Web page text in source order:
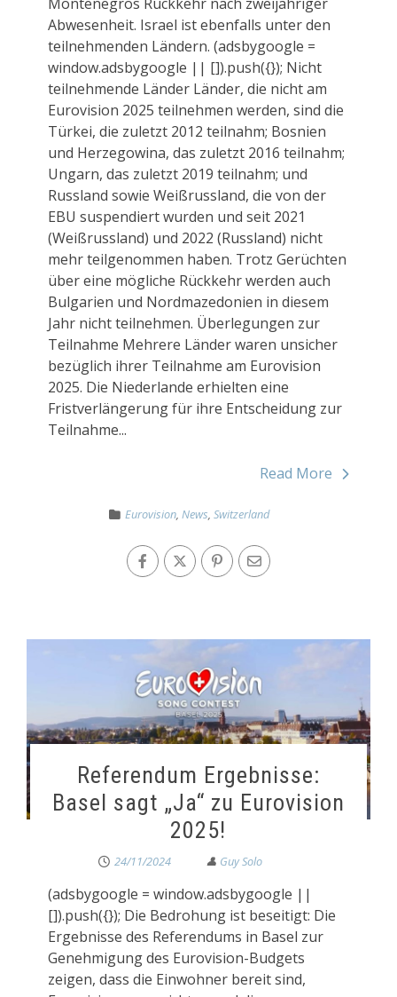
Abwesenheit. Israel ist ebenfalls unter den
teilnehmenden Ländern. (adsbygoogle =
window.adsbygoogle || []).push({}); Nicht
teilnehmende Länder Länder, die nicht am
Eurovision 2025 teilnehmen werden, sind die
Türkei, die zuletzt 2012 teilnahm; Bosnien
und Herzegowina, das zuletzt 2016 teilnahm;
Ungarn, das zuletzt 2019 teilnahm; und
Russland sowie Weißrussland, die von der
EBU suspendiert wurden und seit 2021
(Weißrussland) und 2022 (Russland) nicht
mehr teilgenommen haben. Trotz Gerüchten
über eine mögliche Rückkehr werden auch
Bulgarien und Nordmazedonien in diesem
Jahr nicht teilnehmen. Überlegungen zur
Teilnahme Mehrere Länder waren unsicher
bezüglich ihrer Teilnahme am Eurovision
2025. Die Niederlande erhielten eine
Fristverlängerung für ihre Entscheidung zur
Teilnahme...
Read More
Eurovision,News,Switzerland
Referendum Ergebnisse:
Basel sagt „Ja“ zu Eurovision
2025!
24/11/2024
(adsbygoogle = window.adsbygoogle ||
[]).push({}); Die Bedrohung ist beseitigt: Die
Ergebnisse des Referendums in Basel zur
Genehmigung des Eurovision-Budgets
zeigen, dass die Einwohner bereit sind,